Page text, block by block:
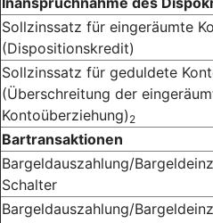
Sollzinssatz für eingeräumte
(Dispositionskredit)
Sollzinssatz für geduldete
(Überschreitung der
Kontoüberziehung) 2
Bartransaktionen
Bargeldauszahlung/
Schalter
Bargeldauszahlung/